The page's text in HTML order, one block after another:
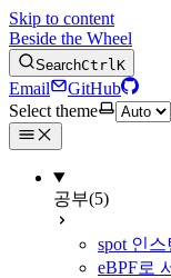
Skip to content
Beside the Wheel
SearchCtrlK
Email
GitHub
Select theme
공부(5)
spot 인
eBPF로